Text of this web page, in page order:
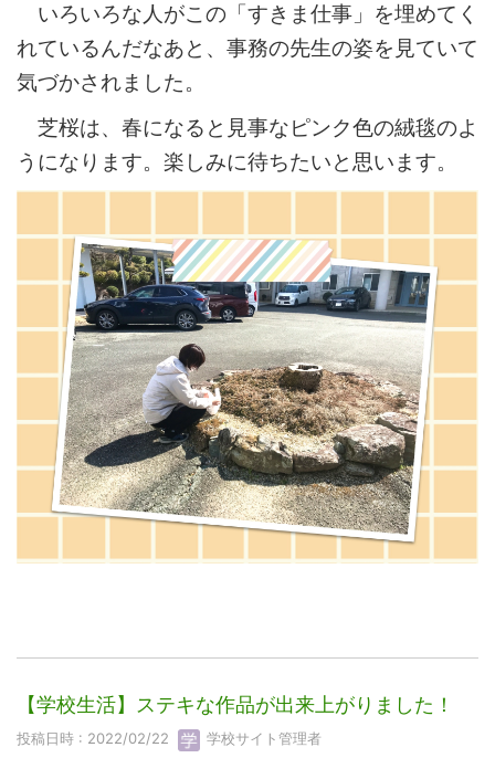
いろいろな人がこの「すきま仕事」を埋めてく
れているんだなあと、事務の先生の姿を見ていて
気づかされました。
芝桜は、春になると見事なピンク色の絨毯のよ
うになります。楽しみに待ちたいと思います。
【学校生活】ステキな作品が出来上がりました！
投稿日時 : 2022/02/22 学校サイト管理者